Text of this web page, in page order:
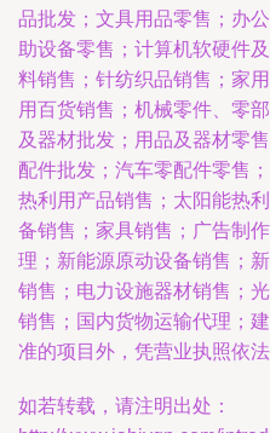
品批发；文具用品零售；办
助设备零售；计算机软硬件
料销售；针纺织品销售；家
用百货销售；机械零件、零
及器材批发；用品及器材零
配件批发；汽车零配件零售
热利用产品销售；太阳能热
备销售；家具销售；广告制
理；新能源原动设备销售；
销售；电力设施器材销售；
销售；国内货物运输代理；
准的项目外，凭营业执照依
如若转载，请注明出处：